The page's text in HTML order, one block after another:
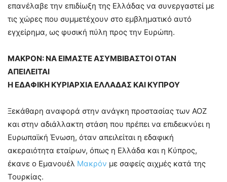
επανέλαβε την επιδίωξη της Ελλάδας να συνεργαστεί με
τις χώρες που συμμετέχουν στο εμβληματικό αυτό
εγχείρημα, ως φυσική πύλη προς την Ευρώπη.
ΜΑΚΡΟΝ: ΝΑ ΕΙΜΑΣΤΕ ΑΣΥΜΒΙΒΑΣΤΟΙ ΟΤΑΝ
ΑΠΕΙΛΕΙΤΑΙ
Η ΕΔΑΦΙΚΗ ΚΥΡΙΑΡΧΙΑ ΕΛΛΑΔΑΣ ΚΑΙ ΚΥΠΡΟΥ
Ξεκάθαρη αναφορά στην ανάγκη προστασίας των ΑΟΖ
και στην αδιάλλακτη στάση που πρέπει να επιδεικνύει η
Ευρωπαϊκή Ένωση, όταν απειλείται η εδαφική
ακεραιότητα εταίρων, όπως η Ελλάδα και η Κύπρος,
έκανε ο Εμανουέλ Μακρόν με σαφείς αιχμές κατά της
Τουρκίας.